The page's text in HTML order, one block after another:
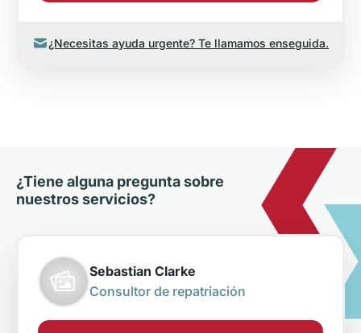
¿Necesitas ayuda urgente? Te llamamos enseguida.
¿Tiene alguna pregunta sobre
nuestros servicios?
Sebastian Clarke
Consultor de repatriación